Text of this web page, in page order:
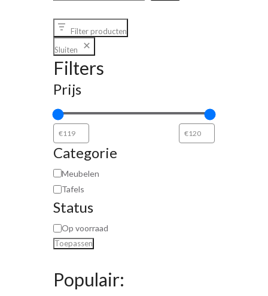
Filter producten
Sluiten
Filters
Prijs
Categorie
Meubelen
Tafels
Status
Op voorraad
Toepassen
Populair: